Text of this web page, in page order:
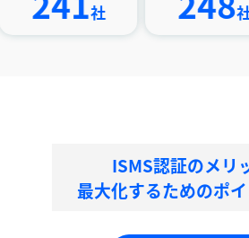
社 社
ISMS認証のメリ
最大化するためのポ